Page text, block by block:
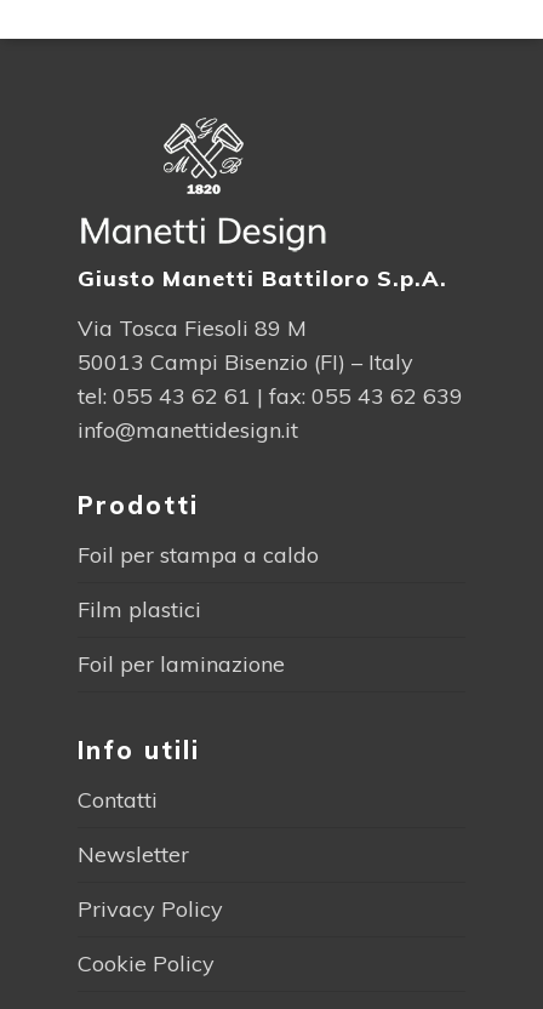
Giusto Manetti Battiloro S.p.A.
Via Tosca Fiesoli 89 M
50013 Campi Bisenzio (FI) – Italy
tel: 055 43 62 61 | fax: 055 43 62 639
info@manettidesign.it
Prodotti
Foil per stampa a caldo
Film plastici
Foil per laminazione
Info utili
Contatti
Newsletter
Privacy Policy
Cookie Policy